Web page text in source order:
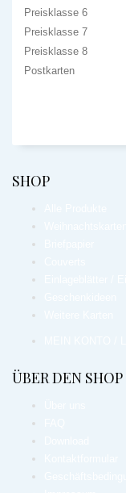
Preisklasse 6
Preisklasse 7
Preisklasse 8
Postkarten
SHOP
ÜBER DEN SHOP